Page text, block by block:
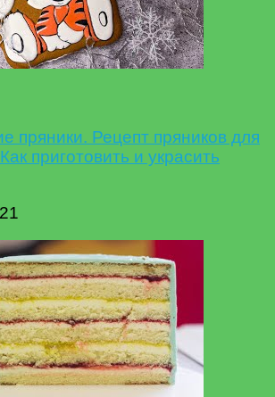
пряники. Рецепт пряников для
приготовить и украсить